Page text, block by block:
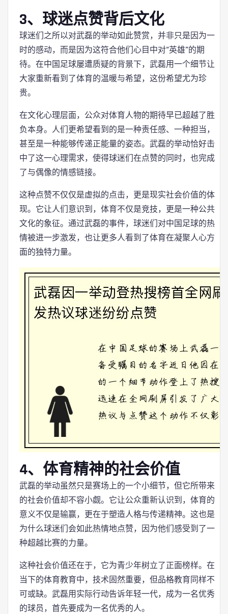
3、球迷点赞背后文化
球迷们之所以对武磊的举动如此赞赏，并非只是因为一
时的感动，而是因为这符合他们心目中对“英雄”的期
待。在中国足球屡遭质疑的背景下，武磊用一个细节让
大家重新看到了体育的温暖与希望，这份希望尤为珍
贵。
在文化心理层面，公众对体育人物的期待早已超越了胜
负本身。人们更希望看到的是一种责任感、一种担当，
甚至是一种能够传递正能量的姿态。武磊的举动恰好击
中了这一心理需求，使得球迷们在点赞的同时，也完成
了与偶像的情感链接。
这种点赞不仅仅是虚拟的点击，更是现实社会价值的体
现。它让人们意识到，体育不仅是竞技，更是一种公共
文化的象征。通过武磊的事件，球迷们对中国足球的热
情被进一步激发，也让更多人看到了体育在凝聚人心方
面的独特力量。
4、体育精神的社会价值
武磊的举动虽然只是赛场上的一个小细节，但它所带来
的社会价值却不容小觑。它让公众重新认识到，体育的
意义不仅是输赢，更在于塑造人格与传递精神。这也是
为什么球迷们会如此热情地点赞，因为他们感受到了一
种超越比赛的力量。
这种社会价值还在于，它为青少年树立了正面榜样。在
当下的体育教育中，技术固然重要，但品格教育同样不
可或缺。武磊用实际行动告诉年轻一代，成为一名优秀
的球员，首先要成为一名优秀的人。